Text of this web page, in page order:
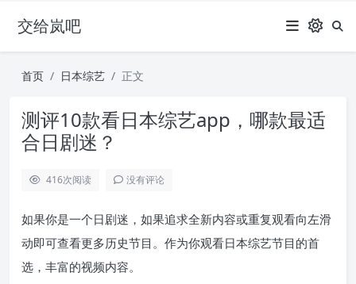
交给岚吧
首页 日本综艺 正文
测评10款看日本综艺app，哪款最适
合日剧迷？
416次阅读 没有评论
如果你是一个日剧迷，如果追求全新内容或重复观看向左滑
动即可查看更多历史节目。作为你观看日本综艺节目的首
选，丰富的视频内容。